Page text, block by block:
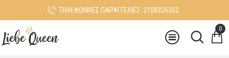
ΤΗΛΕΦΩΝΙΚΕΣ ΠΑΡΑΓΓΕΛΙΕΣ: 2108326352
0